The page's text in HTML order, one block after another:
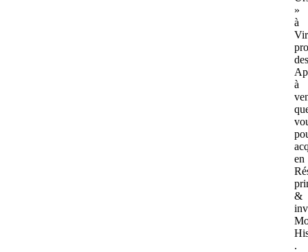
»
à
à
en
&
.